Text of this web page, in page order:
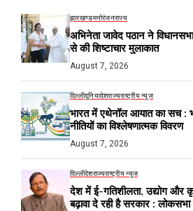
झारखण्डमनोरंजनराज्य
अभिनेता जावेद पठान ने
से की शिष्टाचार मुलाकात
August 7, 2026
दिल्लीदुनियादेशराज्यराष्ट्रीय न्यूज
भारत में एथेनॉल आयात का सच :
नीतियों का विश्लेषणात्मक विवरण
August 7, 2026
दिल्लीदेशराज्यराष्ट्रीय न्यूज
देश में ई-गतिशीलता, उद्योग और
बढ़ावा दे रही है सरकार : लोकसभा